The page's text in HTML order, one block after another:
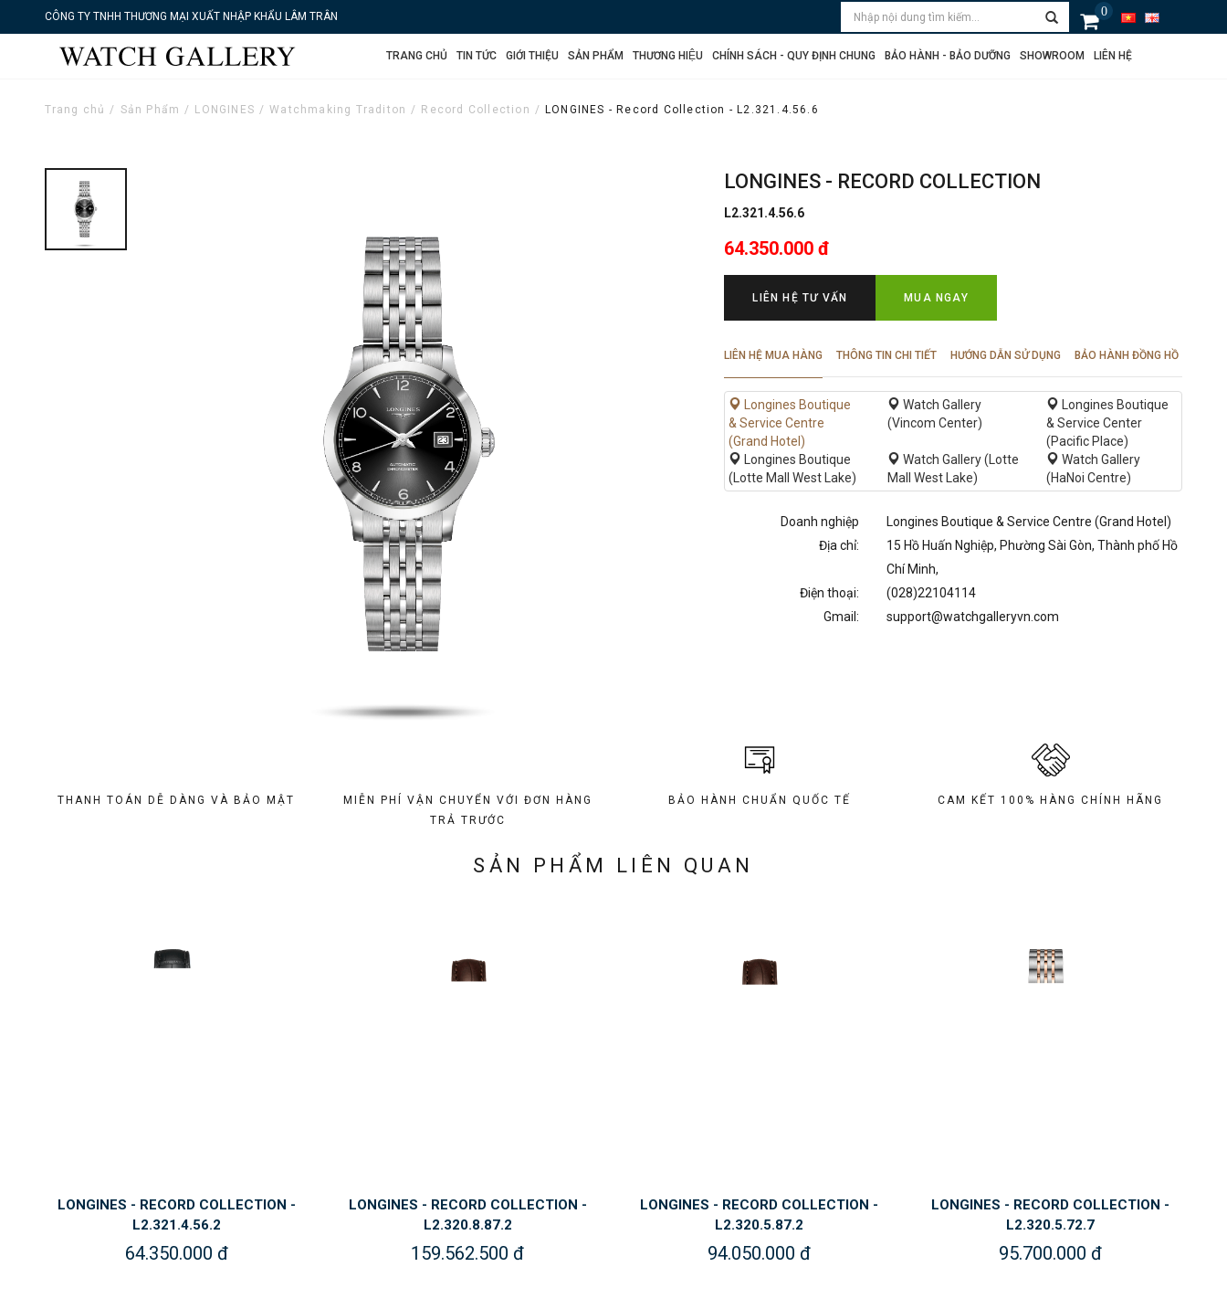
CÔNG TY TNHH THƯƠNG MẠI XUẤT NHẬP KHẨU LÂM TRÂN 0
TRANG CHỦ TIN TỨC GIỚI THIỆU SẢN PHẨM THƯƠNG HIỆU CHÍNH SÁCH - QUY ĐỊNH CHUNG BẢO HÀNH - BẢO DƯỠNG SHOWROOM LIÊN HỆ
Trang chủ Sản Phẩm LONGINES Watchmaking Traditon Record Collection LONGINES - Record Collection - L2.321.4.56.6
LONGINES - RECORD COLLECTION
L2.321.4.56.6
64.350.000 đ
LIÊN HỆ TƯ VẤN MUA NGAY
LIÊN HỆ MUA HÀNG THÔNG TIN CHI TIẾT HƯỚNG DẪN SỬ DỤNG BẢO HÀNH ĐỒNG HỒ
Longines Boutique
& Service Centre
(Grand Hotel)
Watch Gallery
(Vincom Center)
Longines Boutique
& Service Center
(Pacific Place)
Longines Boutique
(Lotte Mall West Lake)
Watch Gallery (Lotte
Mall West Lake)
Watch Gallery
(HaNoi Centre)
Doanh nghiệp
Longines Boutique & Service Centre (Grand Hotel)
Địa chỉ:
15 Hồ Huấn Nghiệp, Phường Sài Gòn, Thành phố Hồ
Chí Minh,
Điện thoại:
(028)22104114
Gmail:
support@watchgalleryvn.com
THANH TOÁN DỄ DÀNG VÀ BẢO MẬT
MIỄN PHÍ VẬN CHUYỂN VỚI ĐƠN HÀNG
TRẢ TRƯỚC
BẢO HÀNH CHUẨN QUỐC TẾ CAM KẾT 100% HÀNG CHÍNH HÃNG
SẢN PHẨM LIÊN QUAN
LONGINES - RECORD COLLECTION -
L2.321.4.56.2
64.350.000 đ
LONGINES - RECORD COLLECTION -
L2.320.8.87.2
159.562.500 đ
LONGINES - RECORD COLLECTION -
L2.320.5.87.2
94.050.000 đ
LONGINES - RECORD COLLECTION -
L2.320.5.72.7
95.700.000 đ